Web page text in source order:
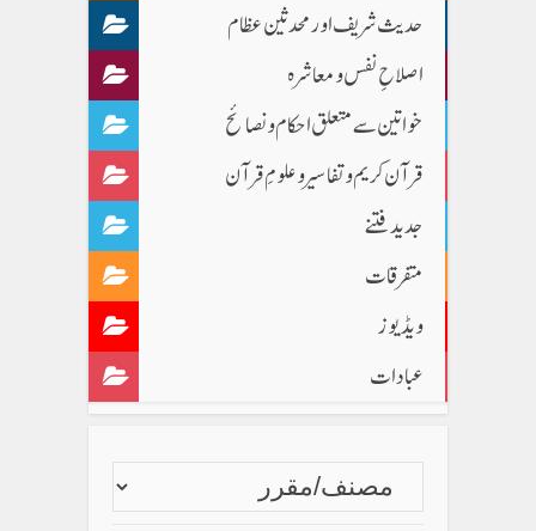
حدیث شریف اور محدثین عظام
اصلاحِ نفس و معاشرہ
خواتین سے متعلق احکام و نصائح
قرآن کریم و تفاسیر و علومِ قرآن
جدید فتنے
متفرقات
ویڈیوز
عبادات